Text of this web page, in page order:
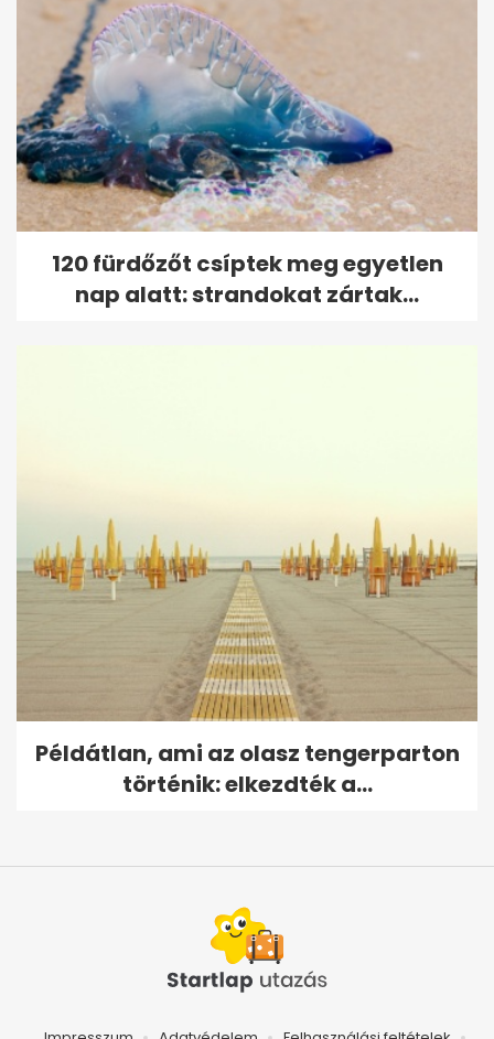
120 fürdőzőt csíptek meg egyetlen
nap alatt: strandokat zártak...
Példátlan, ami az olasz tengerparton
történik: elkezdték a...